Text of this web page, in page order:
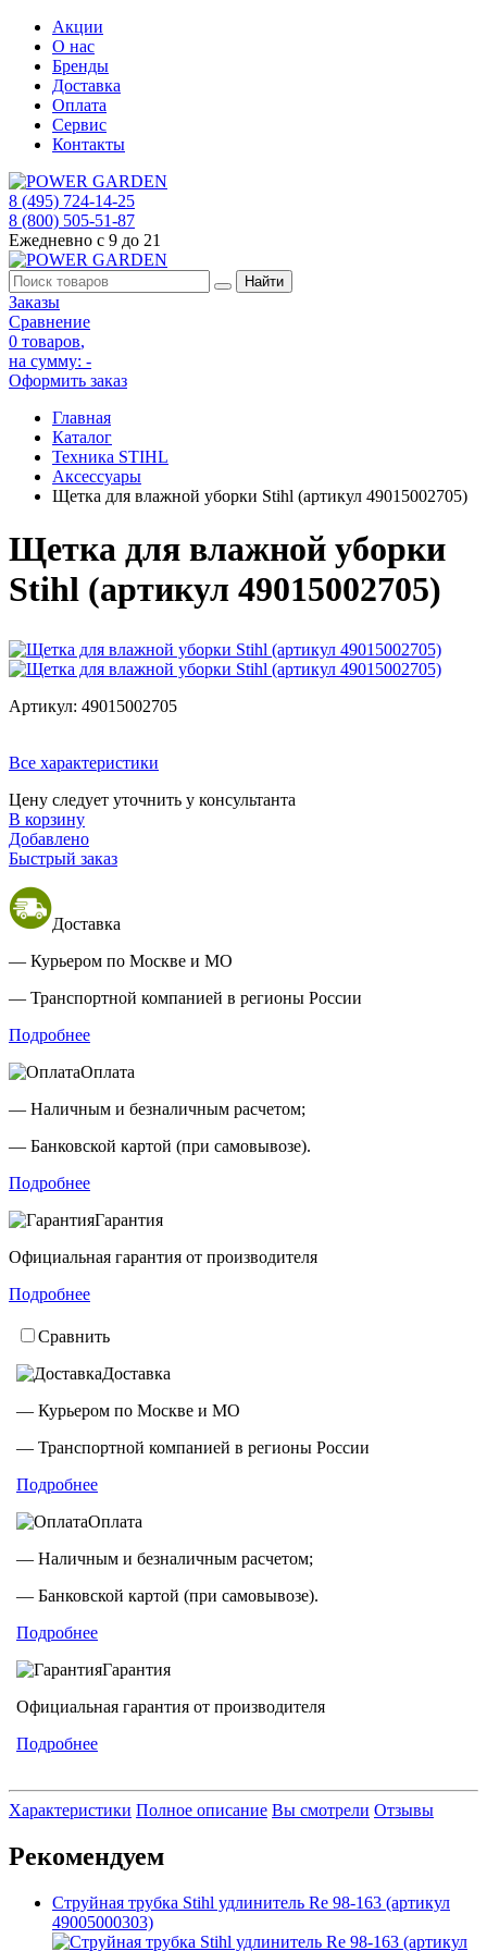
Акции
О нас
Бренды
Доставка
Оплата
Сервис
Контакты
8 (495) 724-14-25
8 (800) 505-51-87
Ежедневно с 9 до 21
Заказы
Сравнение
0 товаров,
на сумму: -
Оформить заказ
Главная
Каталог
Техника STIHL
Аксессуары
Щетка для влажной уборки Stihl (артикул 49015002705)
Щетка для влажной уборки
Stihl (артикул 49015002705)
Артикул: 49015002705
Все характеристики
Цену следует уточнить у консультанта
В корзину
Добавлено
Быстрый заказ
Доставка
— Курьером по Москве и МО
— Транспортной компанией в регионы России
Подробнее
Оплата
— Наличным и безналичным расчетом;
— Банковской картой (при самовывозе).
Подробнее
Гарантия
Официальная гарантия от производителя
Подробнее
Сравнить
Доставка
— Курьером по Москве и МО
— Транспортной компанией в регионы России
Подробнее
Оплата
— Наличным и безналичным расчетом;
— Банковской картой (при самовывозе).
Подробнее
Гарантия
Официальная гарантия от производителя
Подробнее
Характеристики Полное описание Вы смотрели Отзывы
Рекомендуем
Струйная трубка Stihl удлинитель Rе 98-163 (артикул
49005000303)